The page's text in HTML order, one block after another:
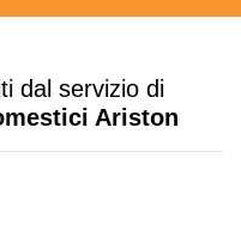
dal servizio di
Ariston